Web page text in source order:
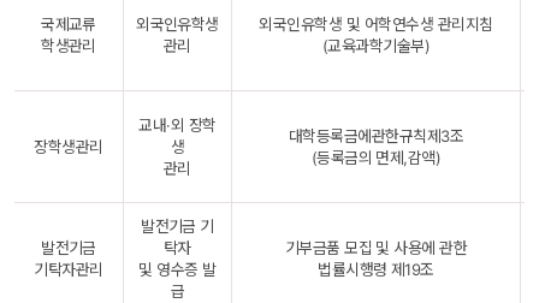
국제교류
학생관리
외국인유학생
관리
외국인유학생 및 어학연수생 관리지침
(교육과학기술부)
장학생관리
교내·외 장학
생
관리
대학등록금에관한규칙제3조
(등록금의 면제,감액)
발전기금
기탁자관리
발전기금 기
탁자
및 영수증 발
급
기부금품 모집 및 사용에 관한
법률시행령 제19조